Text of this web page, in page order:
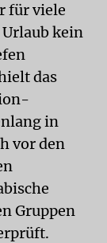
für viele
kein
das
in
vor den
Gruppen